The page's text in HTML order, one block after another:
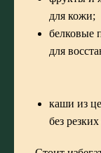
для кожи;
белковые
для
каши из
без